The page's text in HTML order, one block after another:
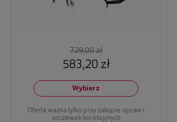
729,00 zł
583,20 zł
Wybierz
Oferta ważna tylko przy zakupie opraw i
soczewek korekcyjnych